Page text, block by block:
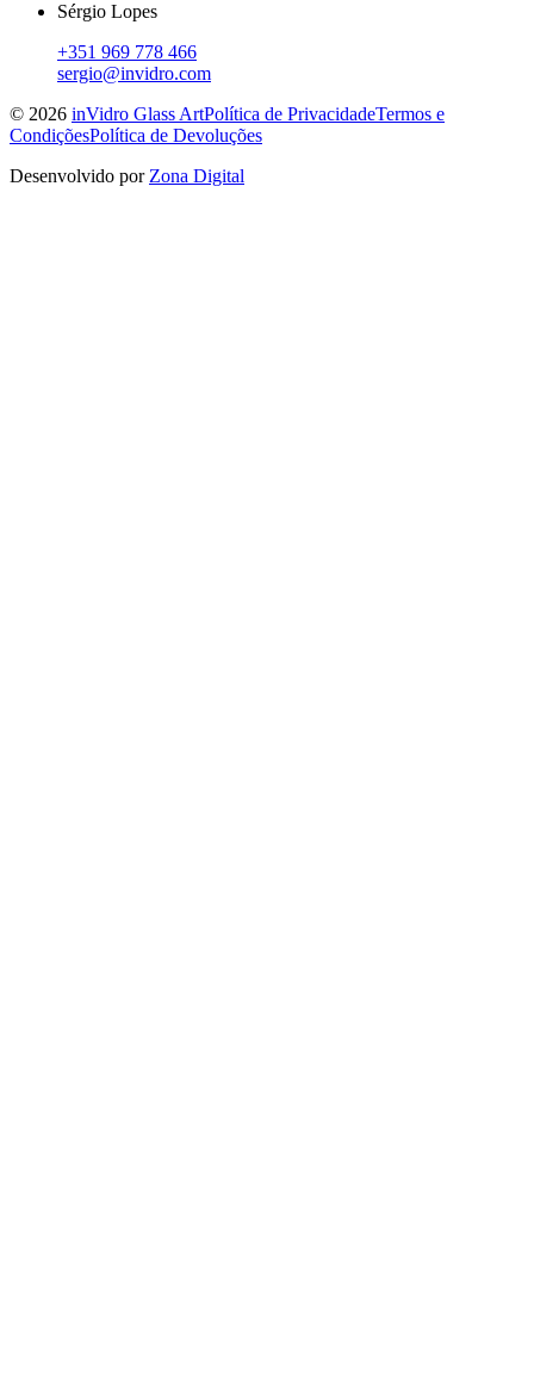
Sérgio Lopes
+351 969 778 466
sergio@invidro.com
© 2026 inVidro Glass ArtPolítica de PrivacidadeTermos e
CondiçõesPolítica de Devoluções
Desenvolvido por Zona Digital